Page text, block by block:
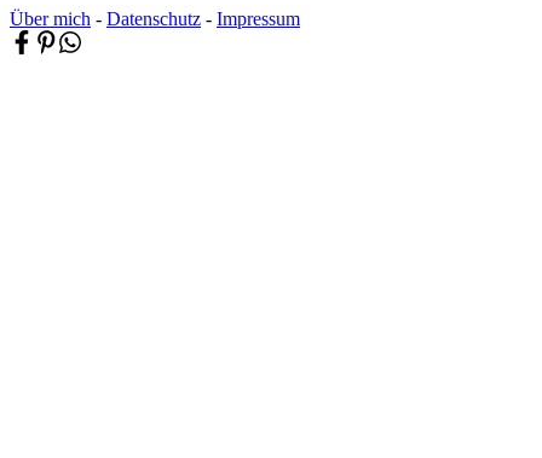
Über mich - Datenschutz - Impressum